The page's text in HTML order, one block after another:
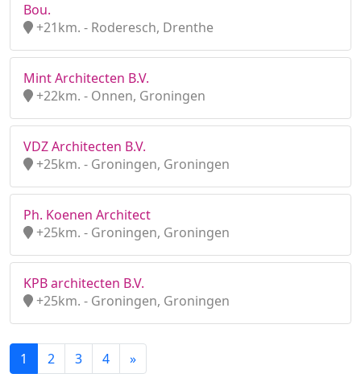
Bou.
+21km. - Roderesch, Drenthe
Mint Architecten B.V.
+22km. - Onnen, Groningen
VDZ Architecten B.V.
+25km. - Groningen, Groningen
Ph. Koenen Architect
+25km. - Groningen, Groningen
KPB architecten B.V.
+25km. - Groningen, Groningen
1 2 3 4 »